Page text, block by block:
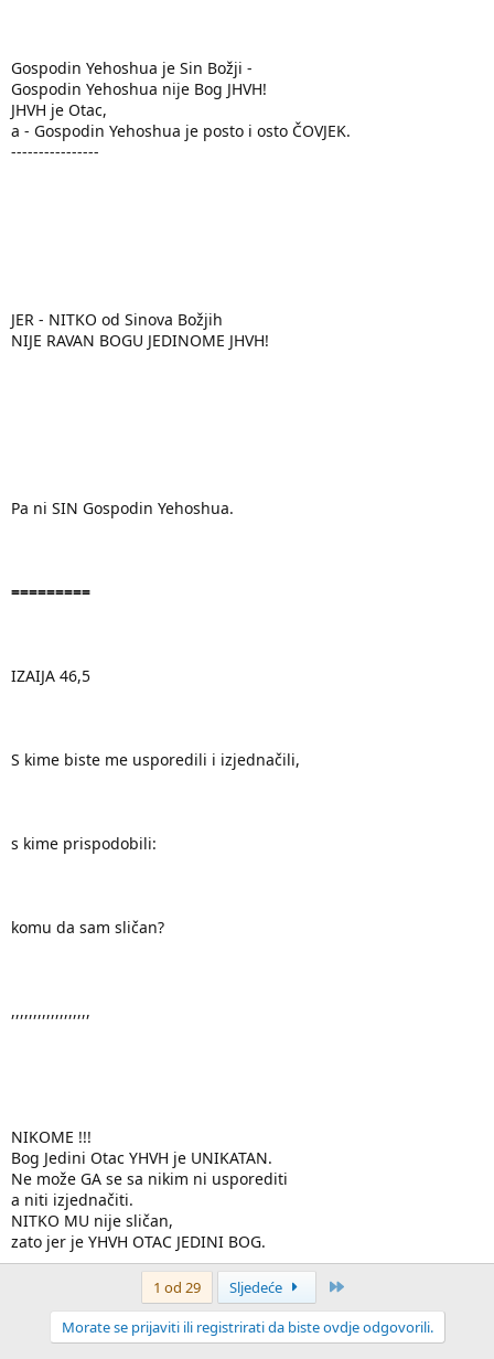
Gospodin Yehoshua je Sin Božji -
Gospodin Yehoshua nije Bog JHVH!
JHVH je Otac,
a - Gospodin Yehoshua je posto i osto ČOVJEK.
----------------
JER - NITKO od Sinova Božjih
NIJE RAVAN BOGU JEDINOME JHVH!
Pa ni SIN Gospodin Yehoshua.
=========
IZAIJA 46,5
S kime biste me usporedili i izjednačili,
s kime prispodobili:
komu da sam sličan?
,,,,,,,,,,,,,,,,,,
NIKOME !!!
Bog Jedini Otac YHVH je UNIKATAN.
Ne može GA se sa nikim ni usporediti
a niti izjednačiti.
NITKO MU nije sličan,
zato jer je YHVH OTAC JEDINI BOG.
1 od 29 Sljedeće
Morate se prijaviti ili registrirati da biste ovdje odgovorili.